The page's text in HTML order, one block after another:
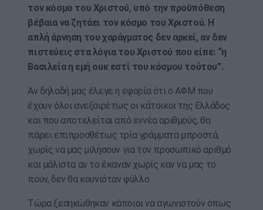
τον κόσμο του Χριστού, υπό την προϋπόθεση
βέβαια να ζητάει τον κόσμο του Χριστού. Η
απλή άρνηση του χαράγματος δεν αρκεί, αν δεν
πιστεύεις στα λόγια του Χριστού που είπε: “η
Βασιλεία η εμή ουκ εστί του κόσμου τούτου”.
Αν δηλαδή μας έλεγε η εφορία ότι ο ΑΦΜ που
έχουν όλοι ανεξαιρέτως οι κάτοικοι της Ελλάδος
και που αποτελείται από εννέα αριθμούς, θα
πάρει επιπροσθέτως τρία γράμματα μπροστά,
χωρίς να μας μιλήσουν για τον προσωπικό αριθμό
και μάλιστα αν το έκαναν χωρίς καν να μας το
πουν, δεν θα κουνιόταν φύλλο.
Τώρα ξεσηκώθηκαν κάποιοι να αγωνιστούν όπως